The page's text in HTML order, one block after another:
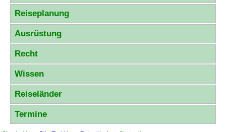
Reiseplanung
Ausrüstung
Recht
Wissen
Reiseländer
Termine